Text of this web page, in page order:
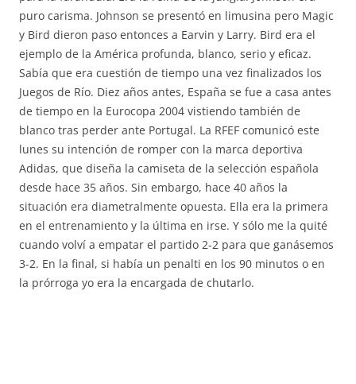
puro carisma. Johnson se presentó en limusina pero Magic
y Bird dieron paso entonces a Earvin y Larry. Bird era el
ejemplo de la América profunda, blanco, serio y eficaz.
Sabía que era cuestión de tiempo una vez finalizados los
Juegos de Río. Diez años antes, España se fue a casa antes
de tiempo en la Eurocopa 2004 vistiendo también de
blanco tras perder ante Portugal. La RFEF comunicó este
lunes su intención de romper con la marca deportiva
Adidas, que diseña la camiseta de la selección española
desde hace 35 años. Sin embargo, hace 40 años la
situación era diametralmente opuesta. Ella era la primera
en el entrenamiento y la última en irse. Y sólo me la quité
cuando volví a empatar el partido 2-2 para que ganásemos
3-2. En la final, si había un penalti en los 90 minutos o en
la prórroga yo era la encargada de chutarlo.